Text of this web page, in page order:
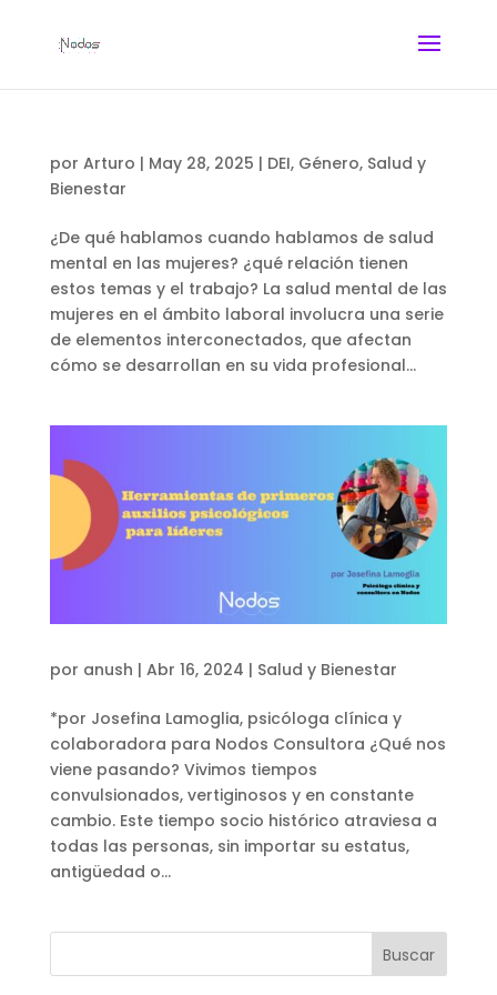
por Arturo | May 28, 2025 | DEI, Género, Salud y
Bienestar
¿De qué hablamos cuando hablamos de salud
mental en las mujeres? ¿qué relación tienen
estos temas y el trabajo? La salud mental de las
mujeres en el ámbito laboral involucra una serie
de elementos interconectados, que afectan
cómo se desarrollan en su vida profesional...
por anush | Abr 16, 2024 | Salud y Bienestar
*por Josefina Lamoglia, psicóloga clínica y
colaboradora para Nodos Consultora ¿Qué nos
viene pasando? Vivimos tiempos
convulsionados, vertiginosos y en constante
cambio. Este tiempo socio histórico atraviesa a
todas las personas, sin importar su estatus,
antigüedad o...
Buscar